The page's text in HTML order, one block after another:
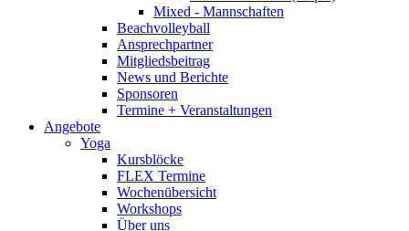
Mixed - Mannschaften
Beachvolleyball
Ansprechpartner
Mitgliedsbeitrag
News und Berichte
Sponsoren
Termine + Veranstaltungen
Angebote
Yoga
Kursblöcke
FLEX Termine
Wochenübersicht
Workshops
Über uns